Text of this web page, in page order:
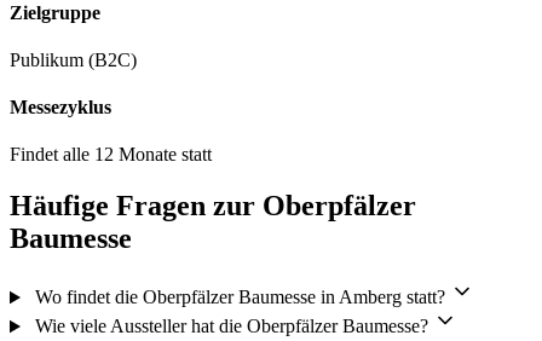
Zielgruppe
Publikum (B2C)
Messezyklus
Findet alle 12 Monate statt
Häufige Fragen zur Oberpfälzer
Baumesse
Wo findet die Oberpfälzer Baumesse in Amberg statt?
Wie viele Aussteller hat die Oberpfälzer Baumesse?